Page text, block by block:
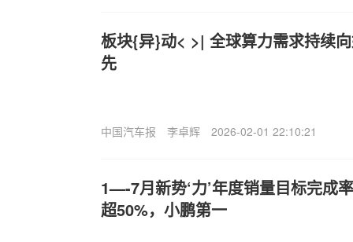
板块{异}动< >| 全球算力需求持续
先
中国汽车报 李卓辉 2026-02-01 22:10:21
1—-7月新势‘力’年度销量目标完成
超50%，小鹏第一